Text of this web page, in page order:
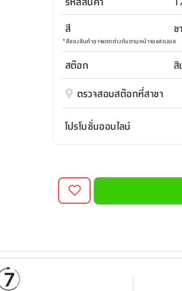
สี
ข
*สีของสินค้าอาจแตกต่างกันตามหน้าจอแสดงผล
สต๊อก
สิ
ตรวจสอบสต๊อกที่สาขา
โปรโมชั่นออนไลน์